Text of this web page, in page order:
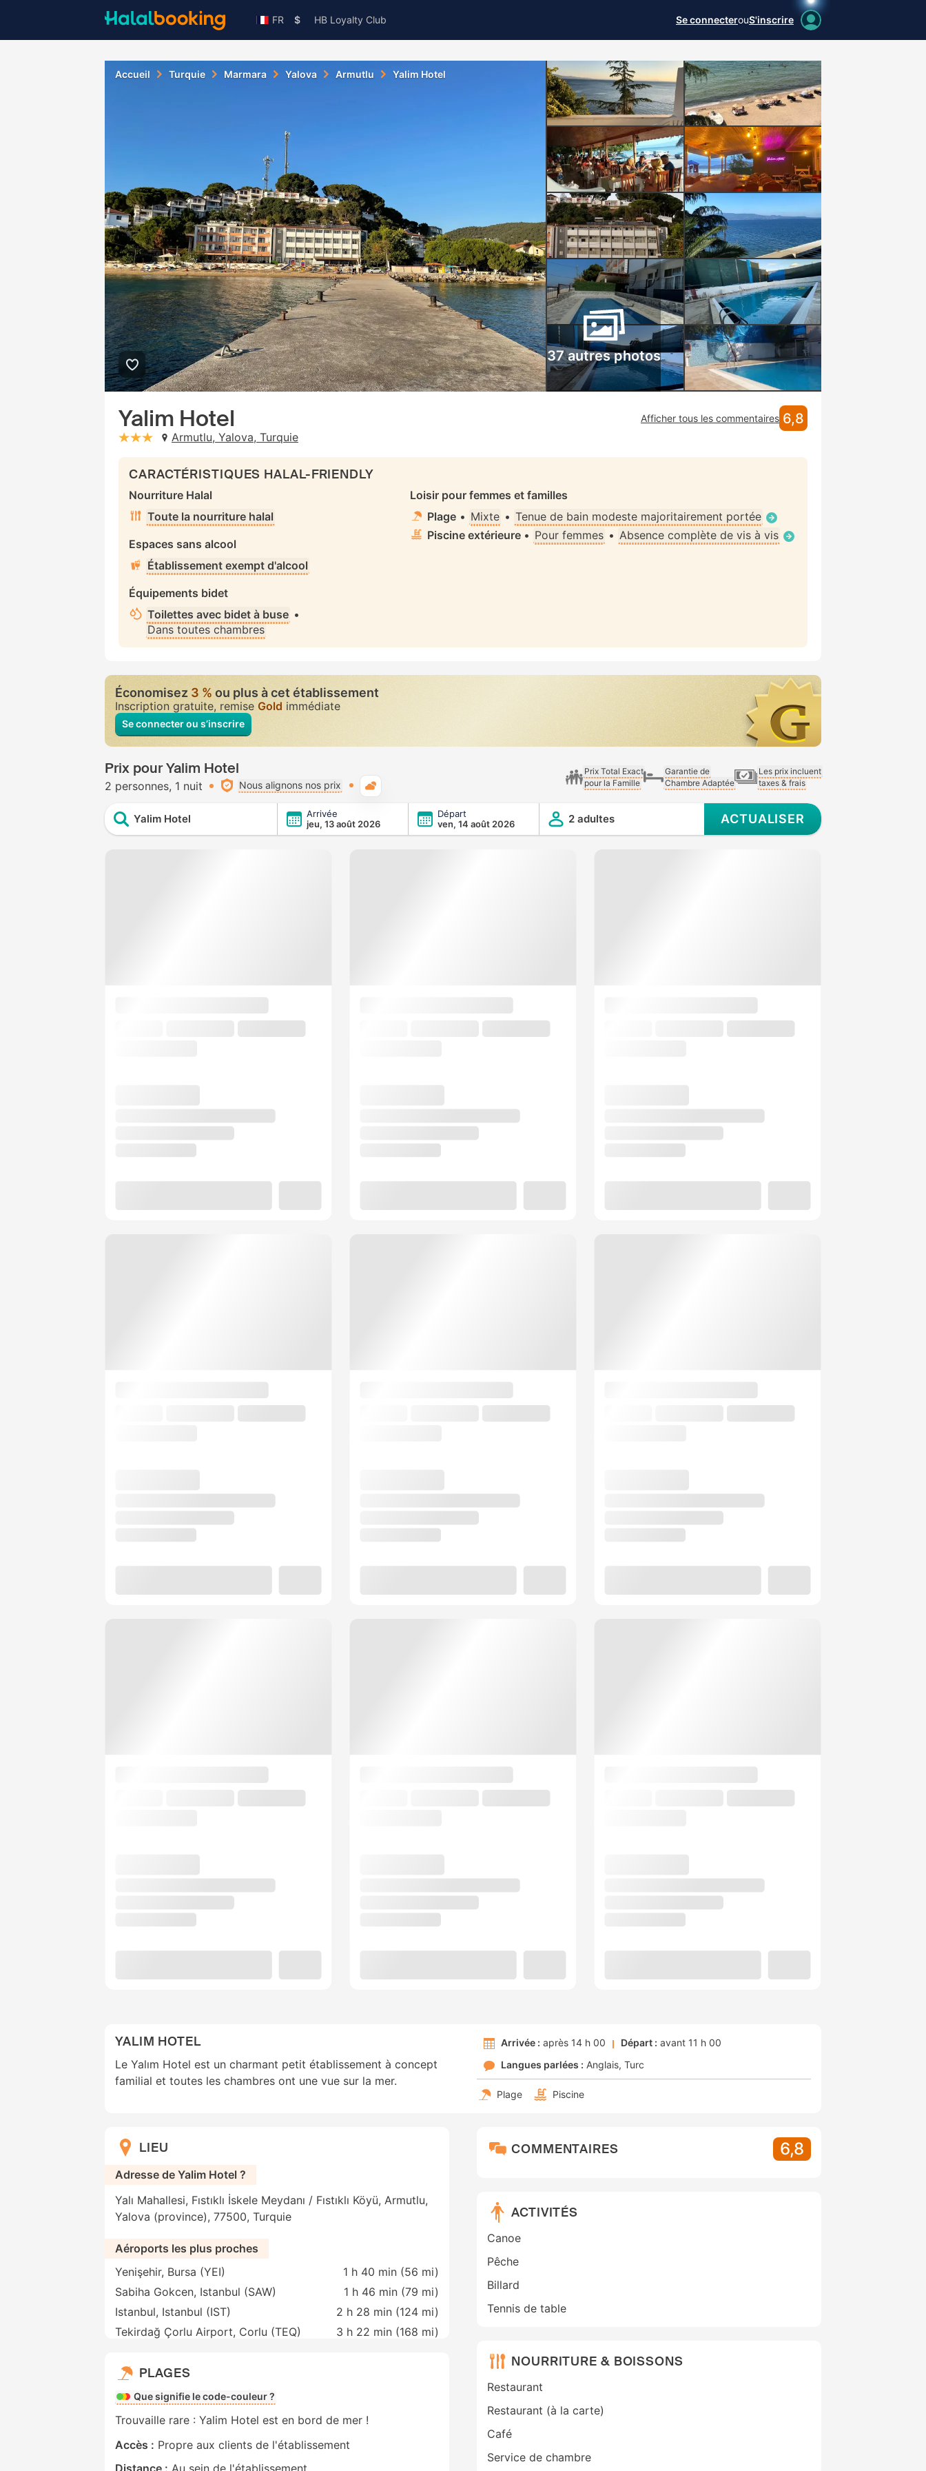
FR $ HB Loyalty Club Se connecterouS'inscrire
Accueil Turquie Marmara Yalova Armutlu Yalim Hotel
37 autres photos
Yalim Hotel
stars: 3
Armutlu, Yalova, Turquie
Afficher tous les commentaires 6,8
CARACTÉRISTIQUES HALAL-FRIENDLY
Nourriture Halal
Toute la nourriture halal
Espaces sans alcool
Établissement exempt d'alcool
Équipements bidet
Toilettes avec bidet à buse •
Dans toutes chambres
Loisir pour femmes et familles
Plage • Mixte • Tenue de bain modeste majoritairement portée
Piscine extérieure • Pour femmes • Absence complète de vis à vis
Économisez3 %ou plus à cet établissement
Inscription gratuite, remise Gold immédiate
Se connecter ou s’inscrire
Prix pour Yalim Hotel
2 personnes 1 nuit Nous alignons nos prix
Prix Total Exact
pour la Famille
Garantie de
Chambre Adaptée
Les prix incluent
taxes & frais
Yalim Hotel
Arrivée
jeu, 13 août 2026
Départ
ven, 14 août 2026
2 adultes ACTUALISER
YALIM HOTEL
Le Yalım Hotel est un charmant petit établissement à concept
familial et toutes les chambres ont une vue sur la mer.
Arrivée : après 14 h 00 Départ : avant 11 h 00
Langues parlées : Anglais Turc
Plage Piscine
LIEU
Adresse de Yalim Hotel ?
Yalı Mahallesi, Fıstıklı İskele Meydanı / Fıstıklı Köyü, Armutlu,
Yalova (province), 77500, Turquie
Aéroports les plus proches
Yenişehir, Bursa (YEI)
1 h 40 min (56 mi)
Sabiha Gokcen, Istanbul (SAW)
1 h 46 min (79 mi)
Istanbul, Istanbul (IST)
2 h 28 min (124 mi)
Tekirdağ Çorlu Airport, Corlu (TEQ)
3 h 22 min (168 mi)
PLAGES
Que signifie le code-couleur ?
Trouvaille rare : Yalim Hotel est en bord de mer !
Accès : Propre aux clients de l'établissement
Distance : Au sein de l'établissement
COMMENTAIRES 6,8
ACTIVITÉS
Canoe
Pêche
Billard
Tennis de table
NOURRITURE & BOISSONS
Restaurant
Restaurant (à la carte)
Café
Service de chambre